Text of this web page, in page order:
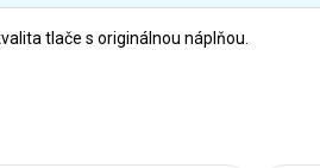
tlače s originálnou náplňou.